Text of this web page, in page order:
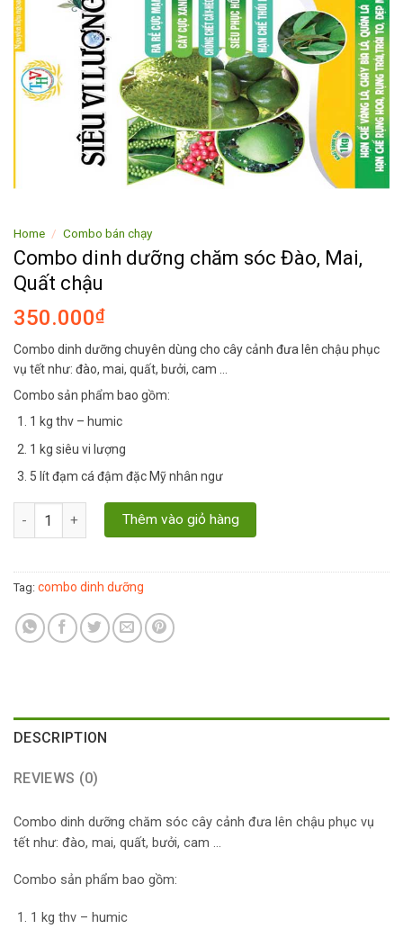
Home / Combo bán chạy
Combo dinh dưỡng chăm sóc Đào, Mai,
Quất chậu
350.000₫
Combo dinh dưỡng chuyên dùng cho cây cảnh đưa lên chậu phục
vụ tết như: đào, mai, quất, bưởi, cam …
Combo sản phẩm bao gồm:
1 kg thv – humic
1 kg siêu vi lượng
5 lít đạm cá đậm đặc Mỹ nhân ngư
Combo dinh dưỡng chăm sóc Đào, Mai, Quất chậu quantity
Thêm vào giỏ hàng
Tag: combo dinh dưỡng
DESCRIPTION
REVIEWS (0)
Combo dinh dưỡng chăm sóc cây cảnh đưa lên chậu phục vụ
tết như: đào, mai, quất, bưởi, cam …
Combo sản phẩm bao gồm:
1 kg thv – humic